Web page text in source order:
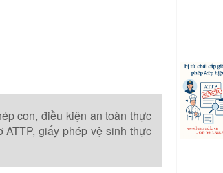
con, điều kiện an toàn thực
ATTP, giấy phép vệ sinh thực